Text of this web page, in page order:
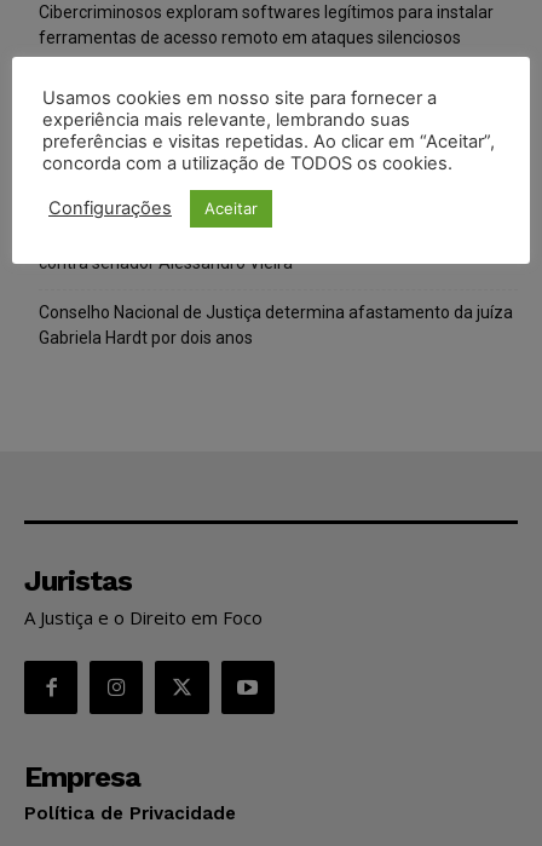
Cibercriminosos exploram softwares legítimos para instalar
ferramentas de acesso remoto em ataques silenciosos
Anvisa prevê novas aprovações de canetas emagrecedoras e
reforça combate ao mercado ilegal
CNJ extingue aposentadoria compulsória como punição
máxima para magistrados e regulamenta perda do cargo
contra senador Alessandro Vieira
Conselho Nacional de Justiça determina afastamento da juíza
Gabriela Hardt por dois anos
Juristas
A Justiça e o Direito em Foco
Empresa
Política de Privacidade
Usamos cookies em nosso site para fornecer a
experiência mais relevante, lembrando suas
preferências e visitas repetidas. Ao clicar em “Aceitar”,
concorda com a utilização de TODOS os cookies.
Configurações Aceitar